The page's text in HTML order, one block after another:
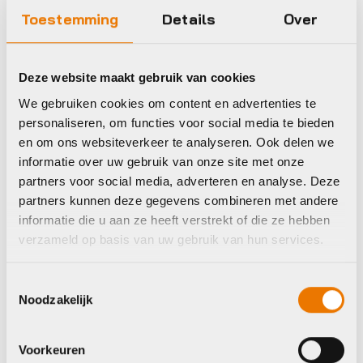
Toestemming Details Over
Deze website maakt gebruik van cookies
We gebruiken cookies om content en advertenties te
personaliseren, om functies voor social media te bieden
en om ons websiteverkeer te analyseren. Ook delen we
informatie over uw gebruik van onze site met onze
partners voor social media, adverteren en analyse. Deze
partners kunnen deze gegevens combineren met andere
informatie die u aan ze heeft verstrekt of die ze hebben
verzameld op basis van uw gebruik van hun services.
Noodzakelijk
Voorkeuren
Advanced Pro 1
4.699,00
prijs
was:
€4.699,00.
prijs
is:
€3.799,00.
Op voorraad in winkel
prijs
was:
€2.949,00.
prijs
is:
€2.399,00.
Giant Trek